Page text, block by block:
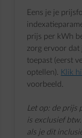
Eens je je
prijs per kWh
zorg ervoor dat
toepast (eerst
optellen).
Klik
voorbeeld.
Let op: de prijs
is exclusief
als je dit